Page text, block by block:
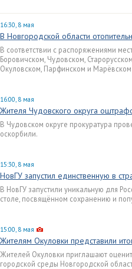
16:30, 8 мая
В Новгородской области
В соответствии с распоряжениями
Боровичском, Чудовском,
Окуловском, Парфинском и Марёвском
16:00, 8 мая
Жителя Чудовского округа
В Чудовском округе прокуратура
оскорбили.
15:30, 8 мая
НовГУ запустил единственную в
В НовГУ запустили уникальную для
столе, посвящённом сохранению и
15:00, 8 мая
Жителям Окуловки представили
Жителей Окуловки приглашают
городской среды Новгородской